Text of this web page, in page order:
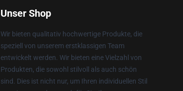
Unser Shop
Wir bieten qualitativ hochwertige Produkte, die
speziell von unserem erstklassigen Team
entwickelt werden. Wir bieten eine Vielzahl von
Produkten, die sowohl stilvoll als auch schön
sind. Dies ist nicht nur, um Ihren individuellen Stil